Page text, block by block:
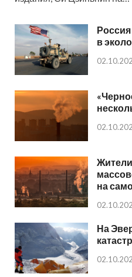
в
на
На